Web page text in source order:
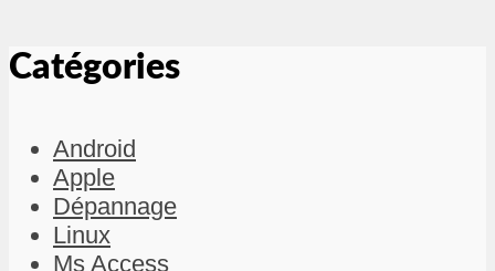
Catégories
Android
Apple
Dépannage
Linux
Ms Access